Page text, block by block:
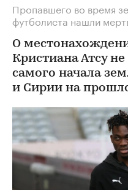
Пропавшего во время
футболиста нашли
О
Кристиана Атсу
самого начала
и Сирии на